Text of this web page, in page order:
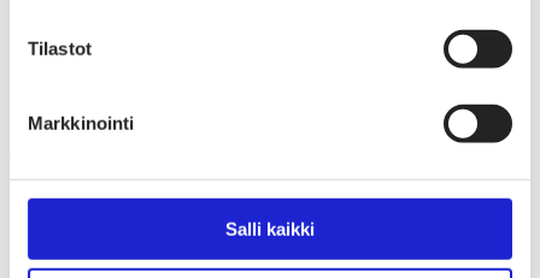
Tilastot
Markkinointi
Salli kaikki
Tarvitaan vaan rohkeita ihmisiä ja konkreettisia tekoja.
Opintojaksolla perehdyt käytännönläheisesti vaatetus- ja muotialan
toiminnan perustan muodostaviin arvoketjuihin, alan brändäyksen ja
viestinnän perusteisiin sekä ala uusiin liiketoimintamalleihin.
Opit